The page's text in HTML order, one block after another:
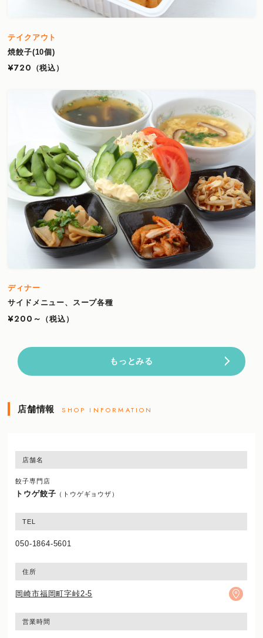
テイクアウト
焼餃子(10個)
¥720
（税込）
ディナー
サイドメニュー、スープ各種
¥200～
（税込）
もっとみる
店舗情報 SHOP INFORMATION
店舗名
餃子専門店
トウゲ餃子 （トウゲギョウザ）
TEL
050-1864-5601
住所
岡崎市福岡町字峠2-5
営業時間